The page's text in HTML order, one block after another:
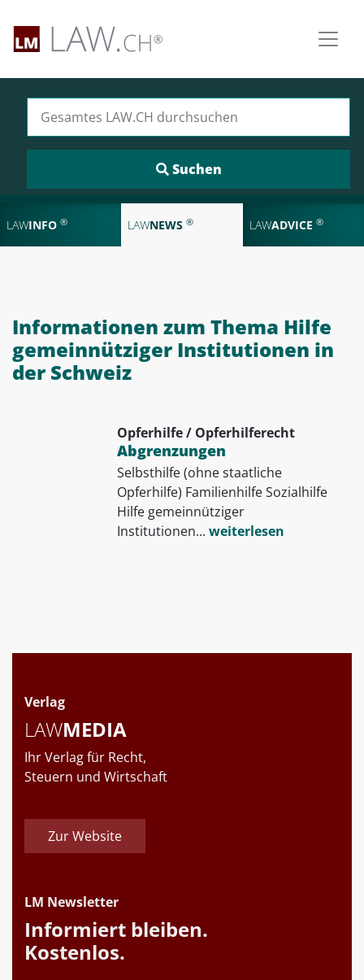
LAWINFO ® LAWNEWS ® LAWADVICE ®
Informationen zum Thema Hilfe
gemeinnütziger Institutionen in
der Schweiz
Opferhilfe / Opferhilferecht
Abgrenzungen
Selbsthilfe (ohne staatliche
Opferhilfe) Familienhilfe Sozialhilfe
Hilfe gemeinnütziger
Institutionen... weiterlesen
Verlag
LAWMEDIA
Ihr Verlag für Recht,
Steuern und Wirtschaft
Zur Website
LM Newsletter
Informiert bleiben.
Kostenlos.